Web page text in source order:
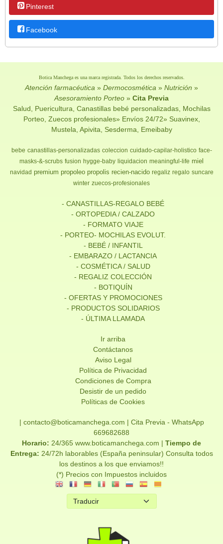
Pinterest
Facebook
Botica Manchega es una marca registrada. Todos los derechos reservados.
Atención farmacéutica » Dermocosmética » Nutrición »
Asesoramiento Porteo » Cita Previa
Salud, Puericultura, Canastillas bebé personalizadas, Mochilas
Porteo, Zuecos profesionales» Envíos 24/72» Suavinex,
Mustela, Apivita, Sesderma, Emeibaby
bebe canastillas-personalizadas coleccion cuidado-capilar-holistico face-
masks-&-scrubs fusion hygge-baby liquidacion meaningful-life miel
navidad premium propoleo propolis recien-nacido regaliz regalo suncare
winter zuecos-profesionales
- CANASTILLAS-REGALO BEBÉ
- ORTOPEDIA / CALZADO
- FORMATO VIAJE
- PORTEO- MOCHILAS EVOLUT.
- BEBÉ / INFANTIL
- EMBARAZO / LACTANCIA
- COSMÉTICA / SALUD
- REGALIZ COLECCIÓN
- BOTIQUÍN
- OFERTAS Y PROMOCIONES
- PRODUCTOS SOLIDARIOS
- ÚLTIMA LLAMADA
Ir arriba
Contáctanos
Aviso Legal
Política de Privacidad
Condiciones de Compra
Desistir de un pedido
Políticas de Cookies
| contacto@boticamanchega.com | Cita Previa - WhatsApp
669682688
Horario: 24/365 www.boticamanchega.com | Tiempo de
Entrega: 24/72h laborables (España peninsular) Consulta todos
los destinos a los que enviamos!!
(*) Precios con Impuestos incluidos